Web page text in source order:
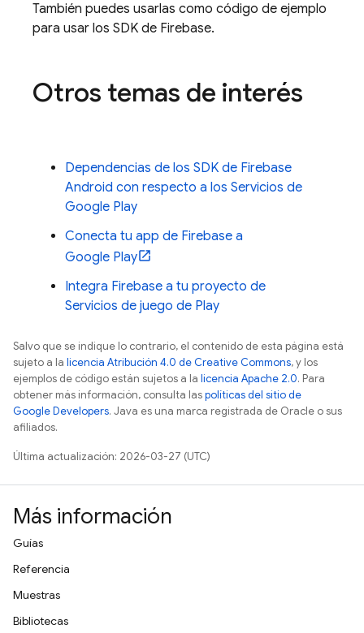
También puedes usarlas como código de ejemplo
para usar los SDK de Firebase.
Otros temas de interés
Dependencias de los SDK de Firebase
Android con respecto a los Servicios de
Google Play
Conecta tu app de Firebase a
Google Play
Integra Firebase a tu proyecto de
Servicios de juego de Play
Salvo que se indique lo contrario, el contenido de esta página está
sujeto a la licencia Atribución 4.0 de Creative Commons, y los
ejemplos de código están sujetos a la licencia Apache 2.0. Para
obtener más información, consulta laspolíticas del sitio de
Google Developers. Java es una marca registrada de Oracle o sus
afiliados.
Última actualización: 2026-03-27 (UTC)
Más información
Guías
Referencia
Muestras
Bibliotecas